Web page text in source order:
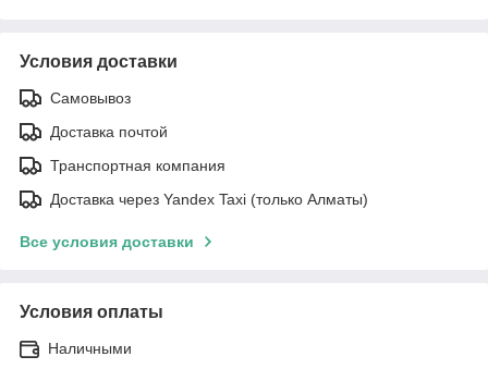
Условия доставки
Самовывоз
Доставка почтой
Транспортная компания
Доставка через Yandex Taxi (только Алматы)
Все условия доставки
Условия оплаты
Наличными